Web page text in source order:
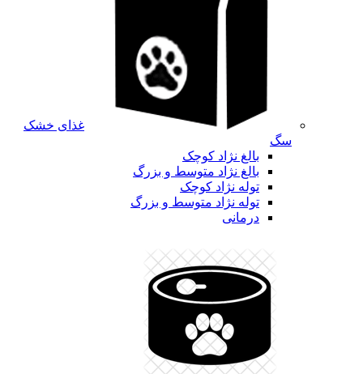
غذای خشک
سگ
بالغ نژاد کوچک
بالغ نژاد متوسط و بزرگ
توله نژاد کوچک
توله نژاد متوسط و بزرگ
درمانی